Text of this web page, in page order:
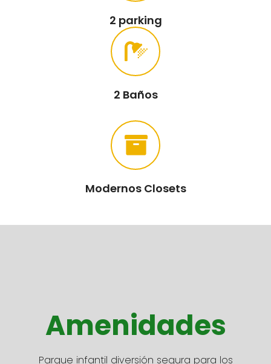
2 parking
2 Baños
Modernos Closets
Amenidades
Parque infantil diversión segura para los